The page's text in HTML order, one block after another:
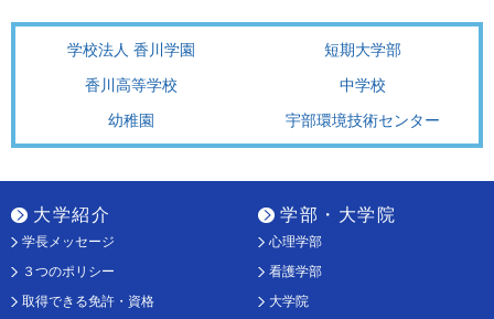
学校法人 香川学園
短期大学部
香川高等学校
中学校
幼稚園
宇部環境技術センター
大学紹介
学長メッセージ
３つのポリシー
取得できる免許・資格
学部・大学院
心理学部
看護学部
大学院